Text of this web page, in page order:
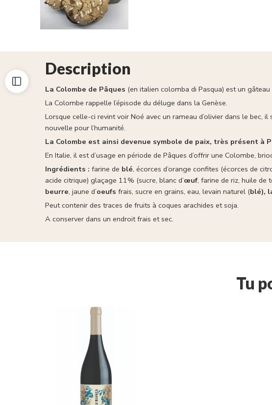
Description
La Colombe de Pâques (en italien colomba di Pasqua) est un
La Colombe rappelle l’épisode du déluge dans la Genèse.
Lorsque celle-ci revint voir Noé avec un rameau d’olivier dans le bec,
nouvelle pour l’humanité.
La Colombe est ainsi devenue symbole de paix, très présent à
En Italie, il est d’usage en période de Pâques d’offrir une Colombe,
Ingrédients : farine de blé, écorces d’orange confites (écorces de
acide citrique) glaçage 11% (sucre, blanc d’œuf, farine de riz, huile de
beurre, jaune d’oeufs frais, sucre en grains, eau, levain naturel (blé),
Peut contenir des traces de fruits à coques arachides et soja.
A conserver dans un endroit frais et sec.
Tu